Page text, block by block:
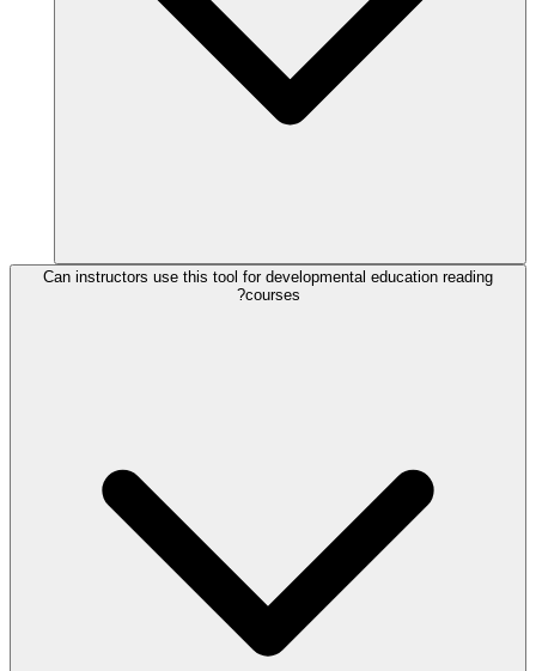
Can instructors use this tool for developmental education reading
courses?